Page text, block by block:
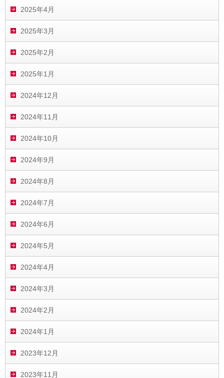
2025年4月
2025年3月
2025年2月
2025年1月
2024年12月
2024年11月
2024年10月
2024年9月
2024年8月
2024年7月
2024年6月
2024年5月
2024年4月
2024年3月
2024年2月
2024年1月
2023年12月
2023年11月